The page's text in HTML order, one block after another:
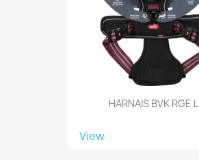
HARNAIS BVK RGE L
View